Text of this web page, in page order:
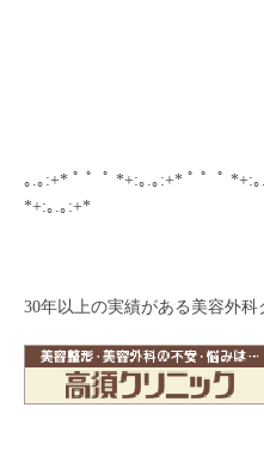
｡.｡:+* ﾟ ゜ﾟ *+:｡.｡:+* ﾟ ゜ﾟ *+:
*+:｡.｡:+*
30年以上の実績がある美容外